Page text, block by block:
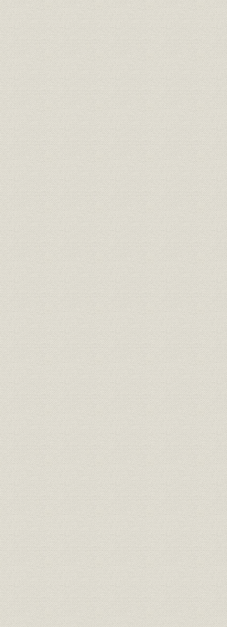
千代田区内の大区と小区[『千代田区史』中、昭和35年]
西の丸下の変遷と明治9年の大名小路[前掲『千代田区史』中]
官庁集中計画案(ベックマン案)[藤森照信『明治の東京計画』岩波
三菱マークの変遷
地所係が置かれるまでに購入した主要地所家屋(明3.11~11.6)
郵便汽船三菱会社損益勘定書(明8~18)
地所家屋収支勘定書(明13後半期~14)
地所係が置かれてから丸の内土地払下げまでに購入した主要地
下谷茅町購入家屋見取図[『三菱社誌』]
土地取得状況(明10~18)
丸の内地区公売対象地[『東京市史稿 市街篇』〈第79〉、昭和63
土地売却代価一覧表[前掲『東京市史稿 市街篇』〈第79〉]
丸の内土地入札区分図[前掲『東京市史稿 市街篇』〈第79〉]
払下地内訳表(明23.3.11)[『三菱社誌』補遺]
丸の内払下地見取図
明治23年払下地賦租一筆限表(明23.7.31、東京市麹町区役所)
明治23年払下地賦租一筆限表(明23.7.31、東京市神田区役所)
坪数訂正願(明23.9.16)
布基礎とクイーンポストトラス[江口敏彦『東京の近代建築』理
第1号館から第13号館までの入居者一覧(明44)[当社『縮刷 丸の
年]
明治末年の丸の内
児島湾開墾事業地[地図使用承認(c)昭文社 昭著第921101号]
神田三崎町三丁目1番家屋新築届(明25.3.1)
越前堀新旧地図[旧:安藤力之助『東京市全図』明治42年、新:地図
昭著第921101号]
愛宕町新旧地図[旧:前掲『東京市全図』、新:地図使用承認(c)昭文
号]
内幸町新旧地図[旧:前掲『東京市全図』、新:地図使用承認(c)昭文
号]
三菱合資会社発足時の事業所
地所家屋ならびに営繕方勘定明細表(明26.12.15)